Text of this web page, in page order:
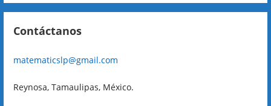
Contáctanos
matematicslp@gmail.com
Reynosa, Tamaulipas, México.